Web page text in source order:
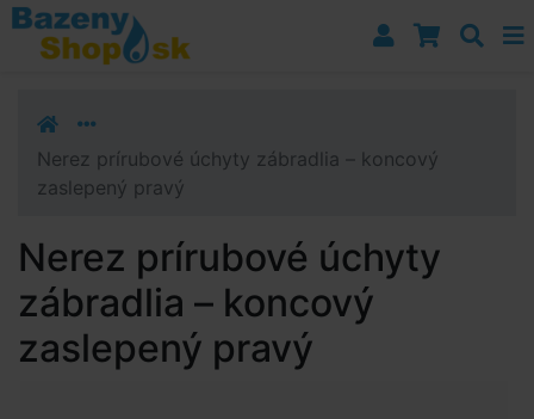
Prejsť k navigácii
Prejsť na obsah
Prejsť k bočnému stĺpci
Nerez prírubové úchyty zábradlia – koncový
zaslepený pravý
Nerez prírubové úchyty
zábradlia – koncový
zaslepený pravý